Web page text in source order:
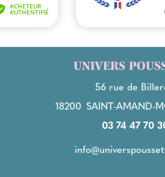
UNIVERS
56 rue de
18200 SAINT-AMAND-
03 74 47 70